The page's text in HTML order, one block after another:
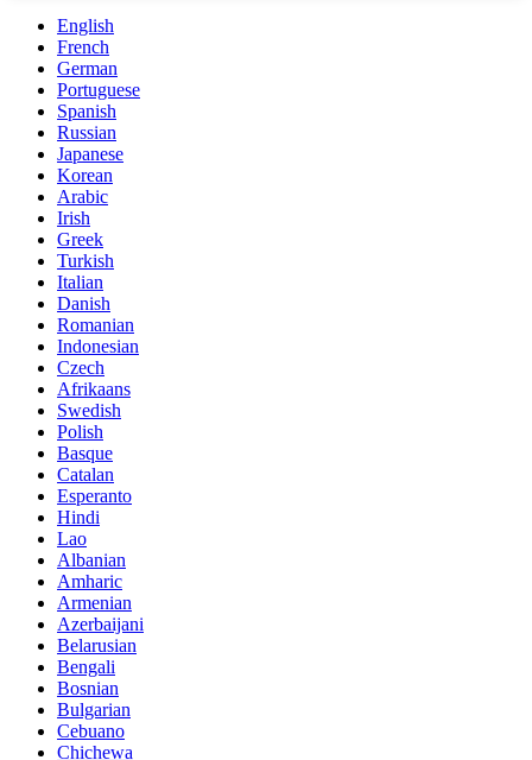
English
French
German
Portuguese
Spanish
Russian
Japanese
Korean
Arabic
Irish
Greek
Turkish
Italian
Danish
Romanian
Indonesian
Czech
Afrikaans
Swedish
Polish
Basque
Catalan
Esperanto
Hindi
Lao
Albanian
Amharic
Armenian
Azerbaijani
Belarusian
Bengali
Bosnian
Bulgarian
Cebuano
Chichewa